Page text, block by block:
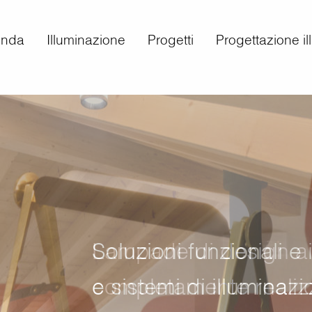
Illuminazione Progetti Progettazione
Soluzioni funzionali e
e sistemi di